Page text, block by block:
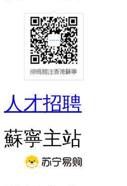
人才招聘
蘇寧主站